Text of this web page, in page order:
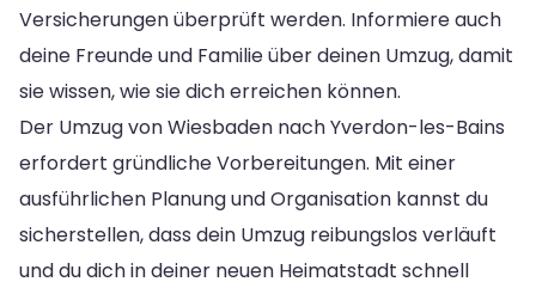
Versicherungen überprüft werden. Informiere auch
deine Freunde und Familie über deinen Umzug, damit
sie wissen, wie sie dich erreichen können.
Der Umzug von Wiesbaden nach Yverdon-les-Bains
erfordert gründliche Vorbereitungen. Mit einer
ausführlichen Planung und Organisation kannst du
sicherstellen, dass dein Umzug reibungslos verläuft
und du dich in deiner neuen Heimatstadt schnell